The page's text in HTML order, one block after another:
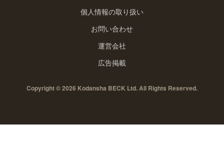
個人情報の取り扱い
お問い合わせ
運営会社
広告掲載
Copyright © 2026 Kodansha BECK Ltd. All Rights Reserved.